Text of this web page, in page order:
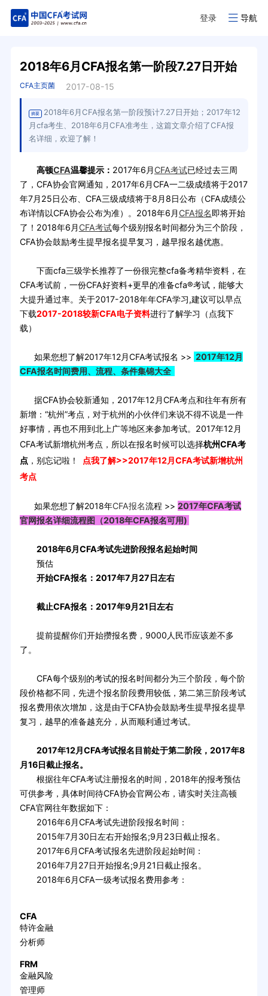
登录 导航
2018年6月CFA报名第一阶段7.27日开始
CFA主页菌 2017-08-15
摘要
2018年6月CFA报名第一阶段预计7.27日开始；2017年12
月cfa考生、2018年6月CFA准考生，这篇文章介绍了CFA报
名详细，欢迎了解！
高顿CFA温馨提示： 2017年6月 CFA考试已经过去三周
了，CFA协会官网通知，2017年6月CFA一二级成绩将于2017
年7月25日公布、CFA三级成绩将于8月8日公布（CFA成绩公
布详情以CFA协会公布为准）。2018年6月 CFA报名即将开始
了！2018年6月 CFA考试每个级别报名时间都分为三个阶段，
CFA协会鼓励考生提早报名提早复习，越早报名越优惠。
下面cfa三级学长推荐了一份很完整cfa备考精华资料，在
CFA考试前，一份CFA好资料+更早的准备cfa®考试，能够大
大提升通过率。关于2017-2018年年CFA学习,建议可以早点
下载2017-2018较新CFA电子资料进行了解学习（点我下
载）
如果您想了解2017年12月CFA考试报名 >> 2017年12月
CFA报名时间费用、流程、条件集锦大全
据CFA协会较新通知，2017年12月CFA考点和往年有所有
新增：“杭州”考点，对于杭州的小伙伴们来说不得不说是一件
好事情，再也不用到北上广等地区来参加考试。2017年12月
CFA考试新增杭州考点，所以在报名时候可以选择杭州CFA考
点，别忘记啦！ 点我了解>>2017年12月CFA考试新增杭州
考点
如果您想了解2018年CFA报名流程 >> 2017年CFA考试
官网报名详细流程图（2018年CFA报名可用)
2018年6月CFA考试先进阶段报名起始时间
预估
开始CFA报名：2017年7月27日左右
截止CFA报名：2017年9月21日左右
提前提醒你们开始攒报名费，9000人民币应该差不多
了。
CFA每个级别的考试的报名时间都分为三个阶段，每个阶
段价格都不同，先进个报名阶段费用较低，第二第三阶段考试
报名费用依次增加，这是由于CFA协会鼓励考生提早报名提早
复习，越早的准备越充分，从而顺利通过考试。
2017年12月CFA考试报名目前处于第二阶段，2017年8
月16日截止报名。
根据往年CFA考试注册报名的时间，2018年的报考预估
可供参考，具体时间待CFA协会官网公布，请实时关注高顿
CFA官网往年数据如下：
2016年6月CFA考试先进阶段报名时间：
2015年7月30日左右开始报名;9月23日截止报名。
2017年6月CFA考试报名先进阶段起始时间：
2016年7月27日开始报名;9月21日截止报名。
2018年6月CFA一级考试报名费用参考：
CFA
特许金融
分析师
FRM
金融风险
管理师